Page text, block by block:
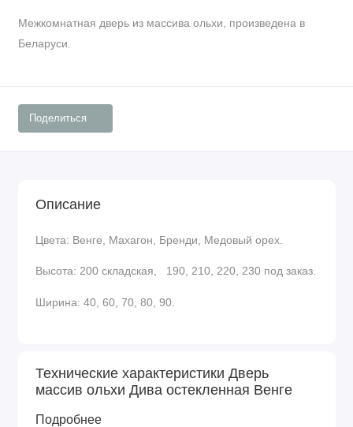
Межкомнатная дверь из массива ольхи, произведена в
Беларуси.
Поделиться
Описание
Цвета: Венге, Махагон, Бренди, Медовый орех.
Высота: 200 складская, 190, 210, 220, 230 под заказ.
Ширина: 40, 60, 70, 80, 90.
Технические характеристики Дверь
массив ольхи Дива остекленная Венге
Подробнее